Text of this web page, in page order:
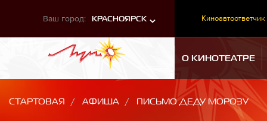
Ваш город: КРАСНОЯРСК Киноавтоответчик
О КИНОТЕАТРЕ
СТАРТОВАЯ АФИША ПИСЬМО ДЕДУ МОРОЗУ